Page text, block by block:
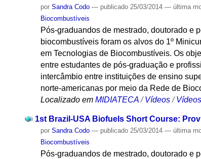
porSandra Codo — publicado 25/03/2014— última
Biocombustíveis
Pós-graduandos de mestrado, doutorado e
biocombustíveis foram os alvos do 1º
em Tecnologias de Biocombustíveis. Os
entre estudantes de pós-graduação e
intercâmbio entre instituições de ensino
norte-americanas por meio da Rede de
Localizado em MIDIATECA /Vídeos /
1st Brazil-USA Biofuels Short Course:
porSandra Codo — publicado 25/03/2014— última
Biocombustíveis
Pós-graduandos de mestrado, doutorado e